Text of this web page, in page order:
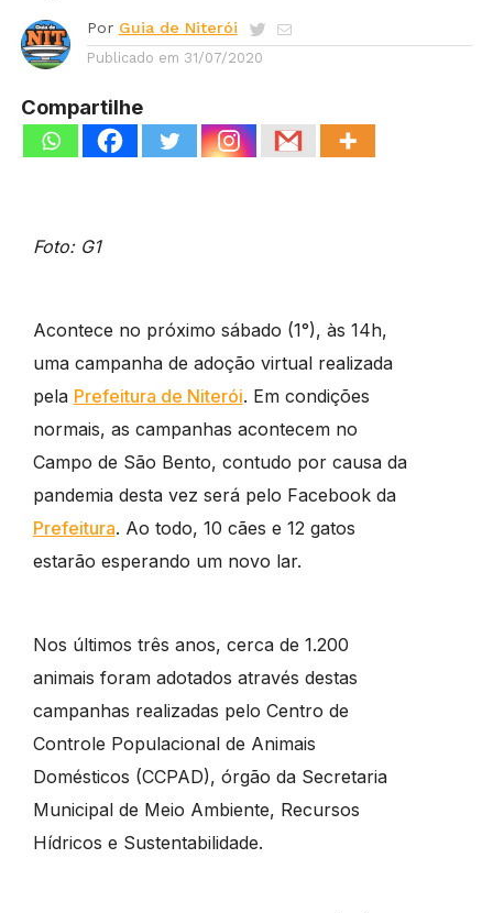
Por Guia de Niterói
Publicado em 31/07/2020
Compartilhe
Foto: G1
Acontece no próximo sábado (1°), às 14h,
uma campanha de adoção virtual realizada
pela Prefeitura de Niterói. Em condições
normais, as campanhas acontecem no
Campo de São Bento, contudo por causa da
pandemia desta vez será pelo Facebook da
Prefeitura. Ao todo, 10 cães e 12 gatos
estarão esperando um novo lar.
Nos últimos três anos, cerca de 1.200
animais foram adotados através destas
campanhas realizadas pelo Centro de
Controle Populacional de Animais
Domésticos (CCPAD), órgão da Secretaria
Municipal de Meio Ambiente, Recursos
Hídricos e Sustentabilidade.